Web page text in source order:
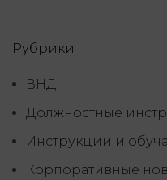
Рубрики
ВНД
Должностные
Инструкции и
Корпоративные